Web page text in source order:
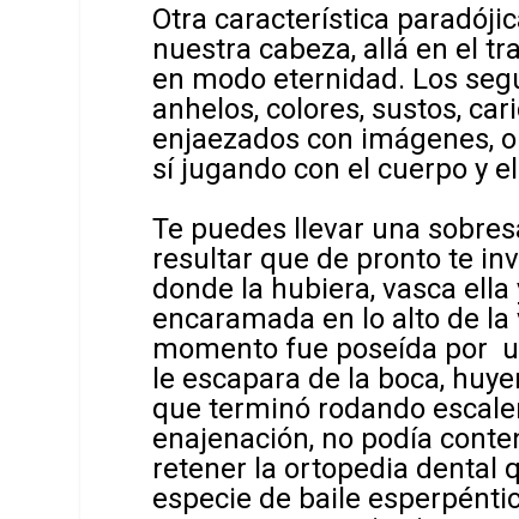
Otra característica
nuestra cabeza, allá en el
en modo eternidad. Los
anhelos, colores, sustos,
enjaezados con imágenes,
sí jugando con el cuerpo y
Te puedes llevar una
resultar que de pronto te
donde la hubiera, vasca
encaramada en lo alto de
momento fue poseída por
le escapara de la boca,
que terminó rodando
enajenación, no podía
retener la ortopedia dental
especie de baile